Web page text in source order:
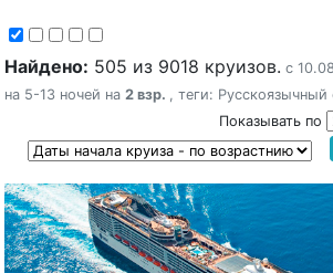
Найдено: 505 из 9018 круизов. с
на 5-13 ночей на 2 взр. , теги: Русскоязычный
Показывать по